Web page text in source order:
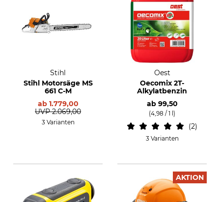
Stihl
Stihl Motorsäge MS
661 C-M
ab 1.779,00
UVP 2.069,00
3 Varianten
Oest
Oecomix 2T-
Alkylatbenzin
ab 99,50
(4,98 / 1 l)
2
3 Varianten
AKTION